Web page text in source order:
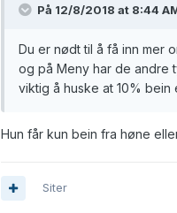
På 12/8/2018 at 8:44
Du er nødt til å få inn mer
og på Meny har de andre
viktig å huske at 10% bein
Hun får kun bein fra høne
Siter